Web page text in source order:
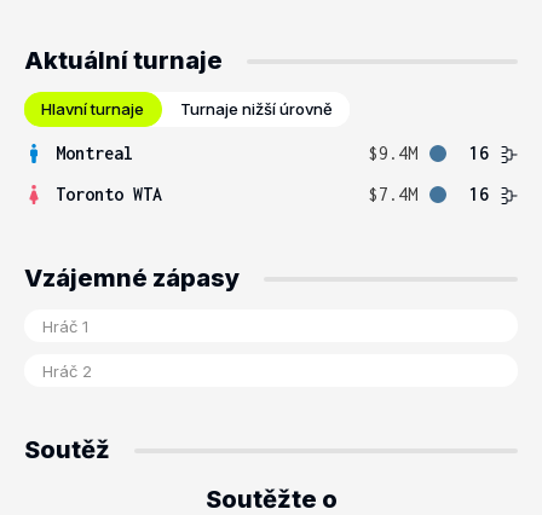
Aktuální turnaje
Hlavní turnaje Turnaje nižší úrovně
Montreal $9.4M
16
Toronto WTA
$7.4M 16
Vzájemné zápasy
Soutěž
Soutěžte o